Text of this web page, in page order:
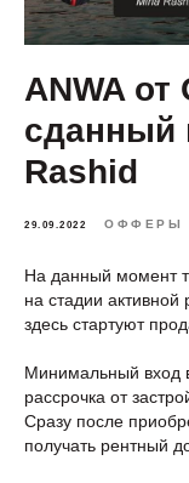
ANWA от
сданный
Rashid
29.09.2022 ОФФЕРЫ
На данный момент
на стадии
здесь стартуют
Минимальный вход
рассрочка от
Сразу после
получать рентный